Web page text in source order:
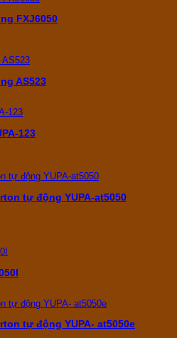
FXJ6050
AS523
123
tự động YUPA-at5050
tự động YUPA- at5050e